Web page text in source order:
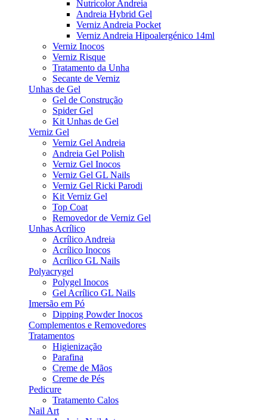
Nutricolor Andreia
Andreia Hybrid Gel
Verniz Andreia Pocket
Verniz Andreia Hipoalergénico 14ml
Verniz Inocos
Verniz Risque
Tratamento da Unha
Secante de Verniz
Unhas de Gel
Gel de Construção
Spider Gel
Kit Unhas de Gel
Verniz Gel
Verniz Gel Andreia
Andreia Gel Polish
Verniz Gel Inocos
Verniz Gel GL Nails
Verniz Gel Ricki Parodi
Kit Verniz Gel
Top Coat
Removedor de Verniz Gel
Unhas Acrílico
Acrílico Andreia
Acrílico Inocos
Acrílico GL Nails
Polyacrygel
Polygel Inocos
Gel Acrílico GL Nails
Imersão em Pó
Dipping Powder Inocos
Complementos e Removedores
Tratamentos
Higienização
Parafina
Creme de Mãos
Creme de Pés
Pedicure
Tratamento Calos
Nail Art